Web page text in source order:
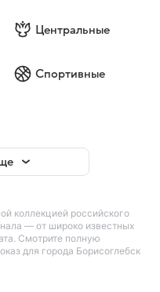
Центральные
Спортивные
коллекцией российского
— от широко известных
Смотрите полную
для города Борисоглебск